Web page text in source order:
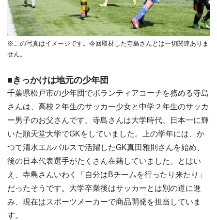
※この写真はイメージです。今回取材した寺島さんとは一切関連ありま
せん。
■きっかけは地元の少年団
千葉県松戸市の少年団でボランティアコーチを務める寺島
さんは、高校２年生のサッカー少女と中学２年生のサッカ
ー男子のお父さんです。寺島さんは大学時代、日本一に輝
いた順天堂大学でGKをしていました。上の学年には、か
つて清水エルパルスで活躍したGK真田雅則さんを始め、
後の日本代表選手がたくさん在籍していました。とはい
え、寺島さんいわく「自分はBチームを行ったり来たり」
だったそうです。大学卒業後はサッカーとは別の道に進
み、現在はスポーツメーカーで商品開発を担当していま
す。